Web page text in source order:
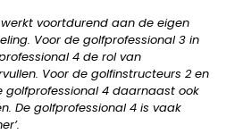
voortdurend aan de eigen
Voor de golfprofessional 3 in
4 de rol van
Voor de golfinstructeurs 2 en
golfprofessional 4 daarnaast ook
De golfprofessional 4 is vaak